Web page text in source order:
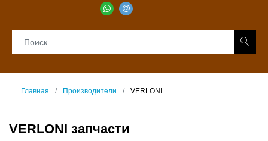
Главная Производители VERLONI
VERLONI запчасти